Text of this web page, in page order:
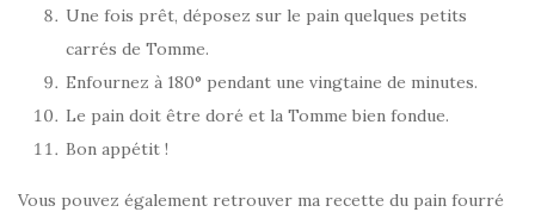
Une fois prêt, déposez sur le pain quelques petits
carrés de Tomme.
Enfournez à 180° pendant une vingtaine de minutes.
Le pain doit être doré et la Tomme bien fondue.
Bon appétit !
Vous pouvez également retrouver ma recette du pain fourré